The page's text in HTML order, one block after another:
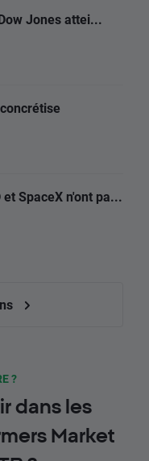
Jones attei...
et SpaceX n'ont pa...
?
dans les
Market